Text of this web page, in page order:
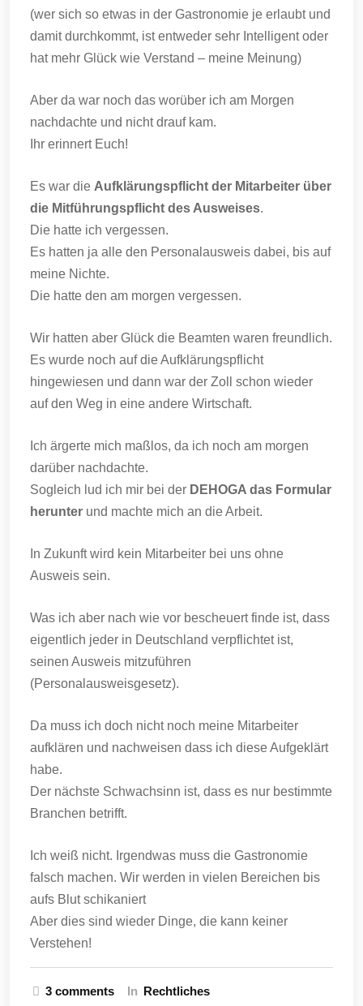
(wer sich so etwas in der Gastronomie je erlaubt und
damit durchkommt, ist entweder sehr Intelligent oder
hat mehr Glück wie Verstand – meine Meinung)
Aber da war noch das worüber ich am Morgen
nachdachte und nicht drauf kam.
Ihr erinnert Euch!
Es war die Aufklärungspflicht der Mitarbeiter über
die Mitführungspflicht des Ausweises.
Die hatte ich vergessen.
Es hatten ja alle den Personalausweis dabei, bis auf
meine Nichte.
Die hatte den am morgen vergessen.
Wir hatten aber Glück die Beamten waren freundlich.
Es wurde noch auf die Aufklärungspflicht
hingewiesen und dann war der Zoll schon wieder
auf den Weg in eine andere Wirtschaft.
Ich ärgerte mich maßlos, da ich noch am morgen
darüber nachdachte.
Sogleich lud ich mir bei der DEHOGA das Formular
herunter und machte mich an die Arbeit.
In Zukunft wird kein Mitarbeiter bei uns ohne
Ausweis sein.
Was ich aber nach wie vor bescheuert finde ist, dass
eigentlich jeder in Deutschland verpflichtet ist,
seinen Ausweis mitzuführen
(Personalausweisgesetz).
Da muss ich doch nicht noch meine Mitarbeiter
aufklären und nachweisen dass ich diese Aufgeklärt
habe.
Der nächste Schwachsinn ist, dass es nur bestimmte
Branchen betrifft.
Ich weiß nicht. Irgendwas muss die Gastronomie
falsch machen. Wir werden in vielen Bereichen bis
aufs Blut schikaniert
Aber dies sind wieder Dinge, die kann keiner
Verstehen!
3 comments In Rechtliches